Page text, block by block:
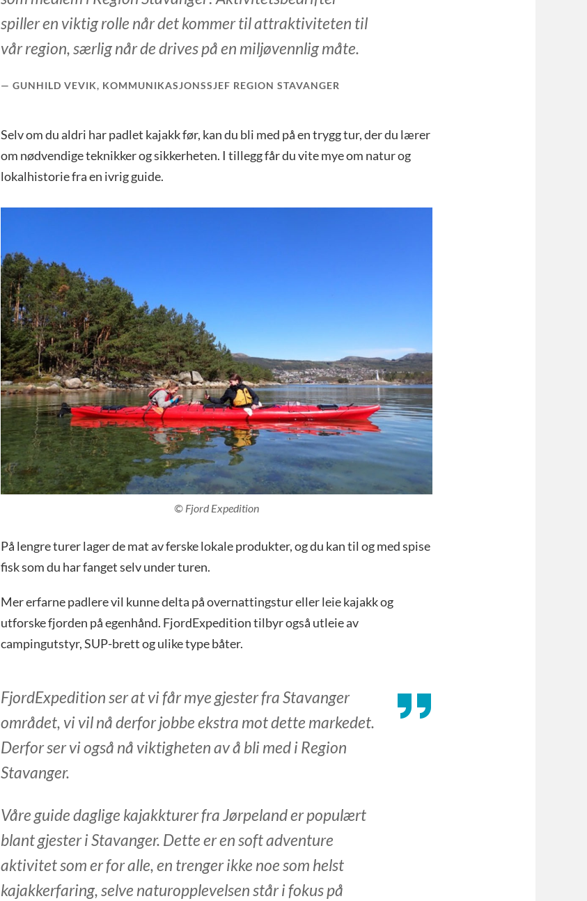
spiller en viktig rolle når det kommer til attraktiviteten til
vår region, særlig når de drives på en miljøvennlig måte.
GUNHILD VEVIK, KOMMUNIKASJONSSJEF REGION STAVANGER
Selv om du aldri har padlet kajakk før, kan du bli med på en trygg tur, der du lærer
om nødvendige teknikker og sikkerheten. I tillegg får du vite mye om natur og
lokalhistorie fra en ivrig guide.
© Fjord Expedition
På lengre turer lager de mat av ferske lokale produkter, og du kan til og med spise
fisk som du har fanget selv under turen.
Mer erfarne padlere vil kunne delta på overnattingstur eller leie kajakk og
utforske fjorden på egenhånd. FjordExpedition tilbyr også utleie av
campingutstyr, SUP-brett og ulike type båter.
FjordExpedition ser at vi får mye gjester fra Stavanger
området, vi vil nå derfor jobbe ekstra mot dette markedet.
Derfor ser vi også nå viktigheten av å bli med i Region
Stavanger.
Våre guide daglige kajakkturer fra Jørpeland er populært
blant gjester i Stavanger. Dette er en soft adventure
aktivitet som er for alle, en trenger ikke noe som helst
kajakkerfaring, selve naturopplevelsen står i fokus på